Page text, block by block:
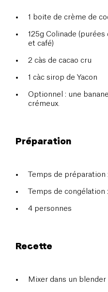
1 boite de crème de
125g Colinade
et café)
2 càs de cacao cru
1 càc sirop de Yacon
Optionnel : une
crémeux.
Préparation
Temps de préparation
Temps de congélation
4 personnes
Recette
Mixer dans un